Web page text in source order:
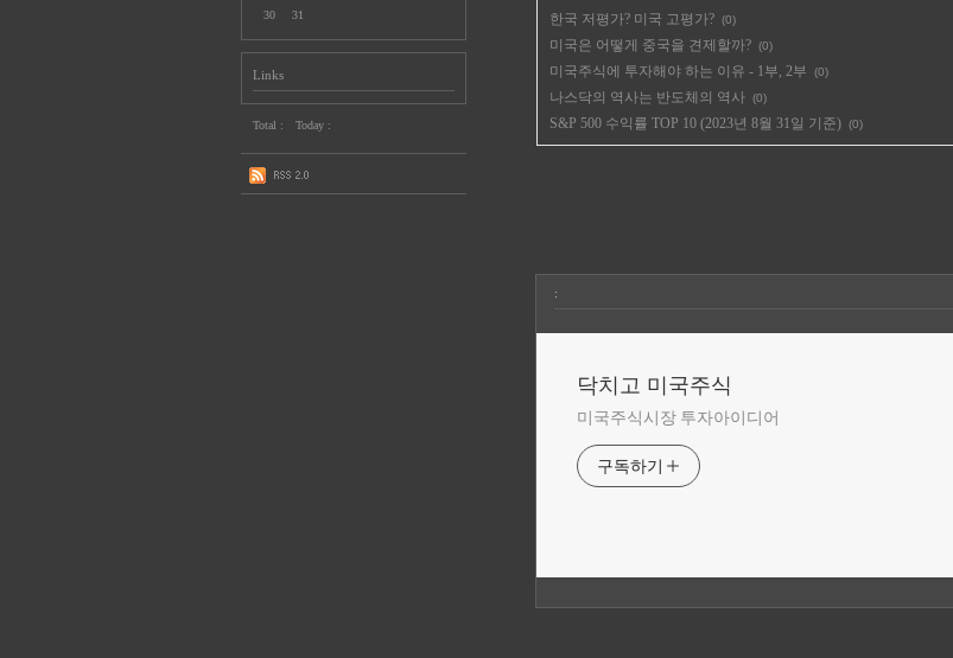
30
31
Links
Total : Today :
한국 저평가? 미국 고평가? (0)
미국은 어떻게 중국을 견제할까? (0)
미국주식에 투자해야 하는 이유 - 1부, 2부 (0)
나스닥의 역사는 반도체의 역사 (0)
S&P 500 수익률 TOP 10 (2023년 8월 31일 기준) (0)
:
닥치고 미국주식
미국주식시장 투자아이디어
구독하기